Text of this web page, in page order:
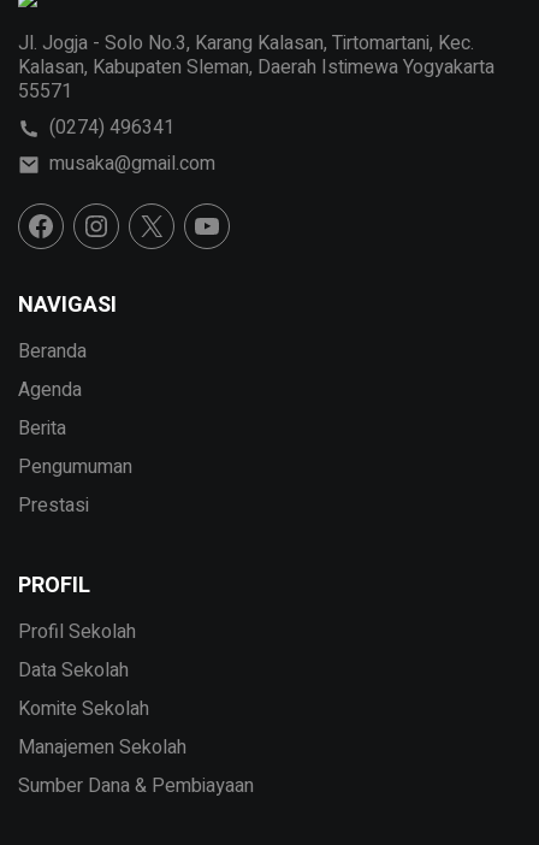
Jl. Jogja - Solo No.3, Karang Kalasan, Tirtomartani, Kec.
Kalasan, Kabupaten Sleman, Daerah Istimewa Yogyakarta
55571
(0274) 496341
musaka@gmail.com
NAVIGASI
Beranda
Agenda
Berita
Pengumuman
Prestasi
PROFIL
Profil Sekolah
Data Sekolah
Komite Sekolah
Manajemen Sekolah
Sumber Dana & Pembiayaan